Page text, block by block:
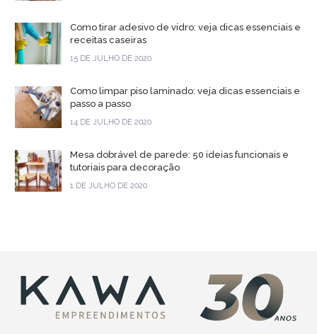
Como tirar adesivo de vidro: veja dicas essenciais e
receitas caseiras
15 DE JULHO DE 2020
Como limpar piso laminado: veja dicas essenciais e
passo a passo
14 DE JULHO DE 2020
Mesa dobrável de parede: 50 ideias funcionais e
tutoriais para decoração
1 DE JULHO DE 2020